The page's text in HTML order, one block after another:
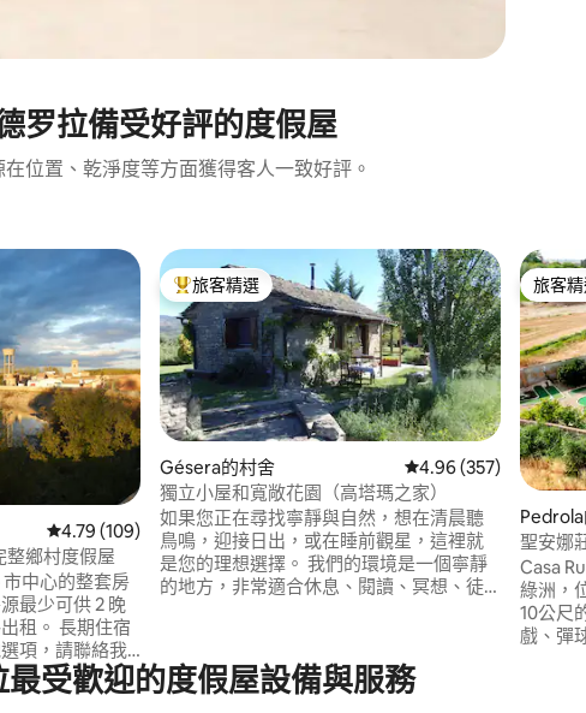
罗拉備受好評的度假屋
位置、乾淨度等方面獲得客人一致好評。
分 5 分）
從 109 則評價中獲得 4.79 的平均評分（滿分 5 分）
4.79 (109)
整鄉村度假屋
中心的整套房
最少可供 2 晚
租。 長期住宿
項，請聯絡我
少 6 人/週末 10
間不會和其他旅
旅客精選榜首
旅客精選
Gésera的村舍 從 357 則評價中獲得
4.96 (357)
獨立小屋和寬敞花園（高塔瑪之家）
如果您正在尋找寧靜與自然，想在清晨聽
鳥鳴，迎接日出，或在睡前觀星，這裡就
是您的理想選擇。 我們的環境是一個寧靜
的地方，非常適合休息、閱讀、冥想、徒
特納山谷的比耶斯卡斯-潘蒂科薩40分鐘；
靠近諾西托和瓜拉山脈公園。 登記號：CR-
旅客
旅客
聖安娜
Casa
綠洲，
10公尺
戲、彈
受歡迎的度假屋設備與服務